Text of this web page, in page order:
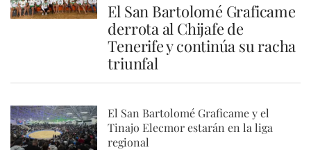
El San Bartolomé Graficame
derrota al Chijafe de
Tenerife y continúa su racha
triunfal
El San Bartolomé Graficame y el
Tinajo Elecmor estarán en la liga
regional